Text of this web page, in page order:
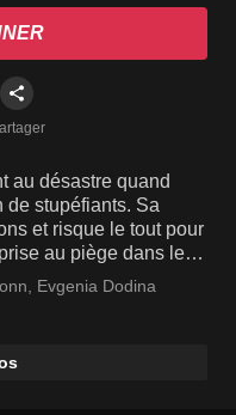
au désastre quand
de stupéfiants. Sa
et risque le tout pour
au piège dans les
, Evgenia Dodina